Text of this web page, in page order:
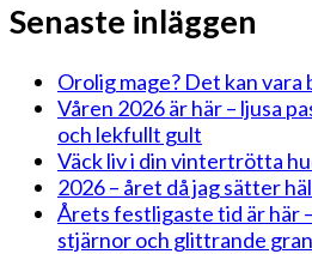
Senaste inläggen
Orolig mage? Det kan vara
Våren 2026 är här – ljusa
och lekfullt gult
Väck liv i din vintertrötta
2026 – året då jag sätter
Årets festligaste tid är här
stjärnor och glittrande